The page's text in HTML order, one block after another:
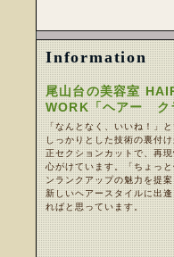
Information
尾山台の美容室
WORK「ヘアー ク
「なんとなく、いいね！」
しっかりとした技術の裏付
正セクションカットで、再
心がけています。「ちょっ
ンランクアップの魅力を提
新しいヘアースタイルに出
ればと思っています。